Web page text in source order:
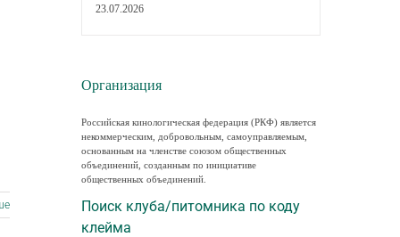
23.07.2026
Организация
Российская кинологическая федерация (РКФ) является
некоммерческим, добровольным, самоуправляемым,
основанным на членстве союзом общественных
объединений, созданным по инициативе
общественных объединений.
Поиск клуба/питомника по коду
клейма